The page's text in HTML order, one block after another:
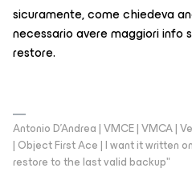
sicuramente, come chiedeva
necessario avere maggiori info
restore.
Antonio D'Andrea | VMCE | VMCA |
| Object First Ace | I want it written
restore to the last valid backup"